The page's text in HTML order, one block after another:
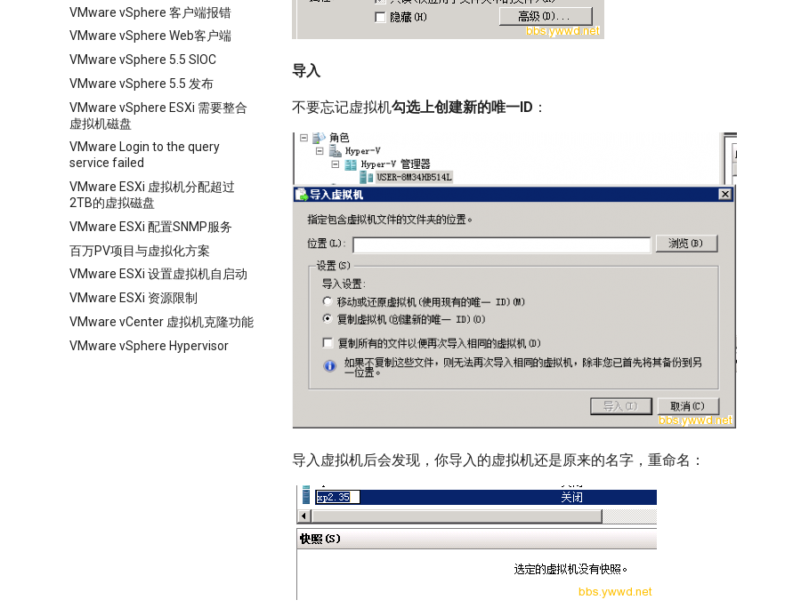
VMware vSphere 客户端报错
VMware vSphere Web客户端
VMware vSphere 5.5 SIOC
VMware vSphere 5.5 发布
VMware vSphere ESXi 需要整合
虚拟机磁盘
VMware Login to the query
service failed
VMware ESXi 虚拟机分配超过
2TB的虚拟磁盘
VMware ESXi 配置SNMP服务
百万PV项目与虚拟化方案
VMware ESXi 设置虚拟机自启动
VMware ESXi 资源限制
VMware vCenter 虚拟机克隆功能
VMware vSphere Hypervisor
导入
不要忘记虚拟机勾选上创建新的唯一ID ：
导入虚拟机后会发现，你导入的虚拟机还是原来的名字，重命名：